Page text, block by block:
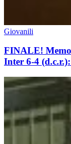
Giovanili
FINALE!
Inter 6-4